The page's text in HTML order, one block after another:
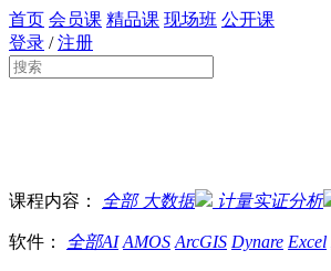
首页 会员课 精品课 现场班 公开课
登录 /注册
课程内容： 全部大数据 计量实证分析
软件： 全部AI AMOS ArcGIS Dynare Excel